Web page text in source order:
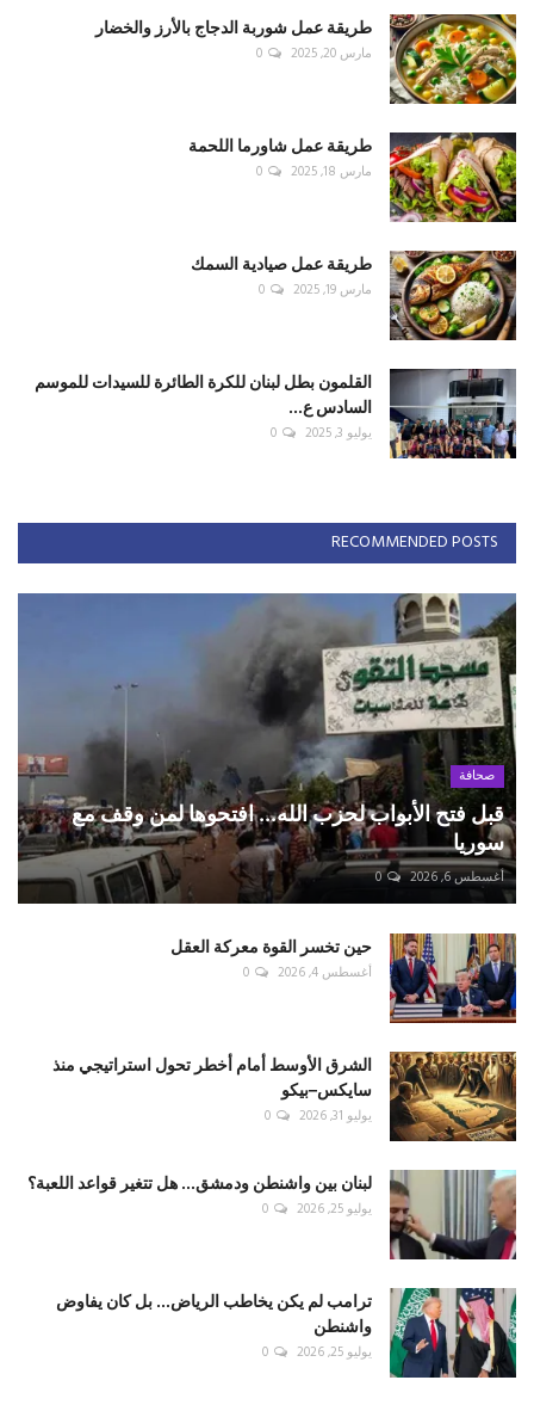
طريقة عمل شوربة الدجاج بالأرز والخضار
مارس 20, 2025 0
طريقة عمل شاورما اللحمة
مارس 18, 2025 0
طريقة عمل صيادية السمك
مارس 19, 2025 0
القلمون بطل لبنان للكرة الطائرة للسيدات للموسم
السادس ع...
يوليو 3, 2025 0
RECOMMENDED POSTS
صحافة
قبل فتح الأبواب لحزب الله... افتحوها لمن وقف مع
سوريا
أغسطس 6, 2026 0
حين تخسر القوة معركة العقل
أغسطس 4, 2026 0
الشرق الأوسط أمام أخطر تحول استراتيجي منذ
سايكس–بيكو
يوليو 31, 2026 0
لبنان بين واشنطن ودمشق... هل تتغير قواعد اللعبة؟
يوليو 25, 2026 0
ترامب لم يكن يخاطب الرياض... بل كان يفاوض
واشنطن
يوليو 25, 2026 0